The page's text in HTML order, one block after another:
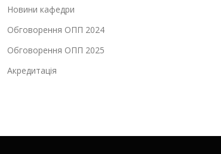
Новини кафедри
Обговорення ОПП 2024
Обговорення ОПП 2025
Акредитація